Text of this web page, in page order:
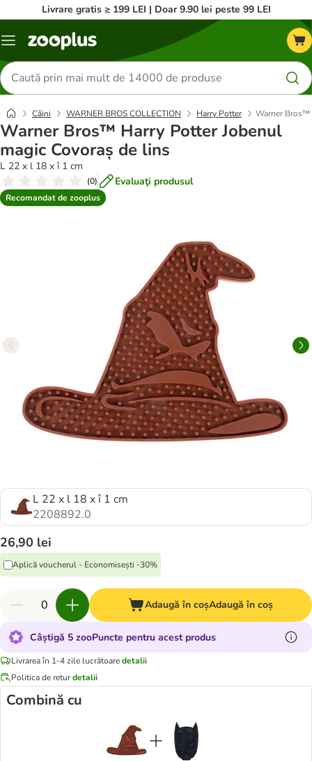
Livrare gratis ≥ 199 LEI | Doar 9.90 lei peste 99 LEI
Categorii
Căutare
produse
Câini WARNER BROS COLLECTION Harry Potter Warner Bros™
Warner Bros™ Harry Potter Jobenul
magic Covoraș de lins
L 22 x l 18 x î 1 cm
(0) Evaluaţi produsul
Recomandat de zooplus
L 22 x l 18 x î 1 cm
2208892.0
26,90 lei
Aplică voucherul - Economisești -30%
Adaugă în coșAdaugă în coș
Câștigă 5 zooPuncte pentru acest produs
Livrarea în 1-4 zile lucrătoaredetalii
Politica de returdetalii
Combină cu